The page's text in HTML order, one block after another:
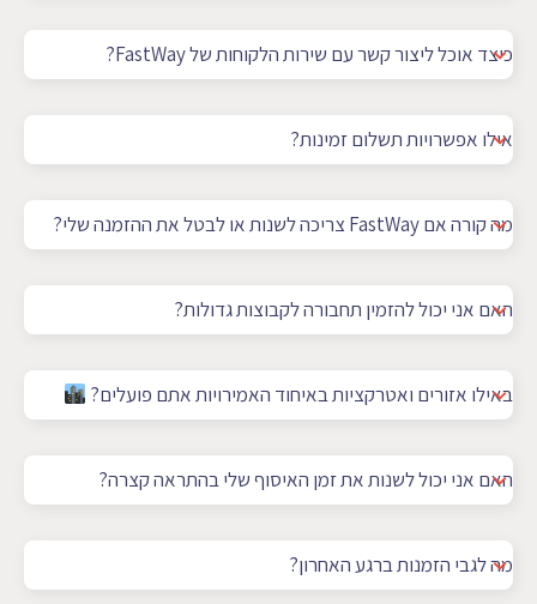
כיצד אוכל ליצור קשר עם שירות הלקוחות של FastWay?
אילו אפשרויות תשלום זמינות?
מה קורה אם FastWay צריכה לשנות או לבטל את ההזמנה שלי?
האם אני יכול להזמין תחבורה לקבוצות גדולות?
באילו אזורים ואטרקציות באיחוד האמירויות אתם פועלים?
האם אני יכול לשנות את זמן האיסוף שלי בהתראה קצרה?
מה לגבי הזמנות ברגע האחרון?